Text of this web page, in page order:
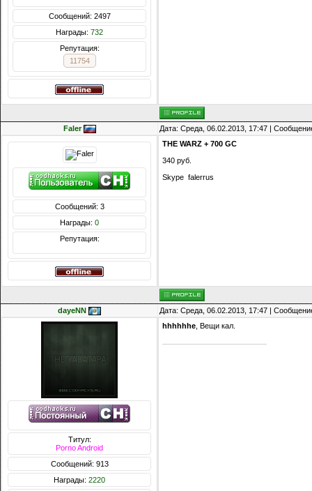
Сообщений: 2497
Награды: 732
Репутация:
11754
Faler Дата: Среда, 06.02.2013, 17:47 |
Сообщений: 3
Награды: 0
Репутация:
THE WARZ + 700 GC
340 руб.
Skype falerrus
dayeNN Дата: Среда, 06.02.2013, 17:47 |
Титул:
Porno Android
Сообщений: 913
Награды: 2220
hhhhhhe , Вещи кал.